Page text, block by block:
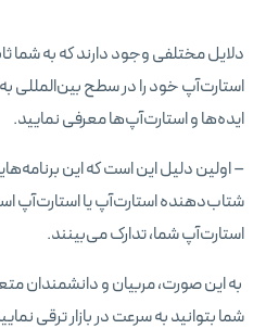
دلایل مختلفی وجود دارند که به شما
استارت‌آپ خود را در سطح
ایده‌ها و استارت‌آپ‌ها معرفی نمایید.
– اولین دلیل این است که این
شتاب‌دهنده استارت‌آپ یا استارت‌آپ
استارت‌آپ شما، تدارک می‌بینند.
به این صورت، مربیان و دانشمندان
شما بتوانید به سرعت در بازار ترقی